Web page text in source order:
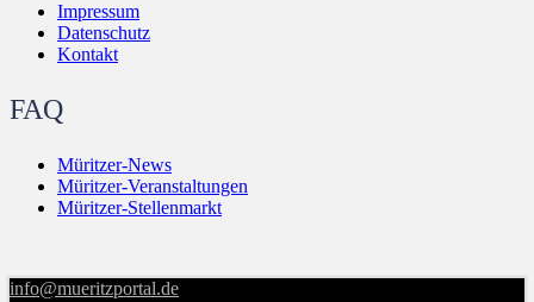
Impressum
Datenschutz
Kontakt
FAQ
Müritzer-News
Müritzer-Veranstaltungen
Müritzer-Stellenmarkt
info@mueritzportal.de